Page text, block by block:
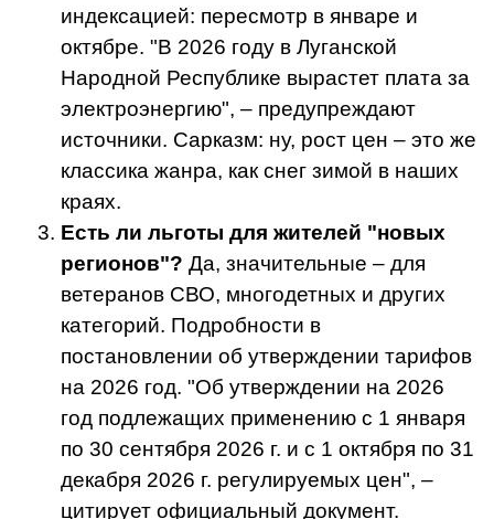
индексацией: пересмотр в январе и
октябре. "В 2026 году в Луганской
Народной Республике вырастет плата за
электроэнергию", – предупреждают
источники. Сарказм: ну, рост цен – это же
классика жанра, как снег зимой в наших
краях.
Есть ли льготы для жителей "новых
регионов"? Да, значительные – для
ветеранов СВО, многодетных и других
категорий. Подробности в
постановлении об утверждении тарифов
на 2026 год. "Об утверждении на 2026
год подлежащих применению с 1 января
по 30 сентября 2026 г. и с 1 октября по 31
декабря 2026 г. регулируемых цен", –
цитирует официальный документ.